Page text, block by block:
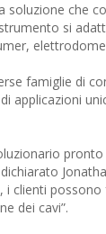
soluzione che
si
famiglie di
applicazioni
clienti
dei cavi”.